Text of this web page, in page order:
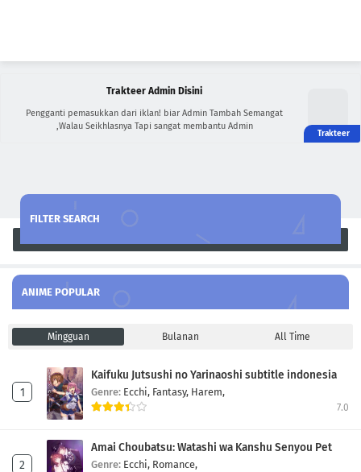
Trakteer Admin Disini
Pengganti pemasukkan dari iklan! biar Admin Tambah Semangat
,Walau Seikhlasnya Tapi sangat membantu Admin
FILTER SEARCH
ANIME POPULAR
Mingguan Bulanan All Time
Kaifuku Jutsushi no Yarinaoshi subtitle indonesia
Genre: Ecchi, Fantasy, Harem,
7.0
Amai Choubatsu: Watashi wa Kanshu Senyou Pet
Genre: Ecchi, Romance,